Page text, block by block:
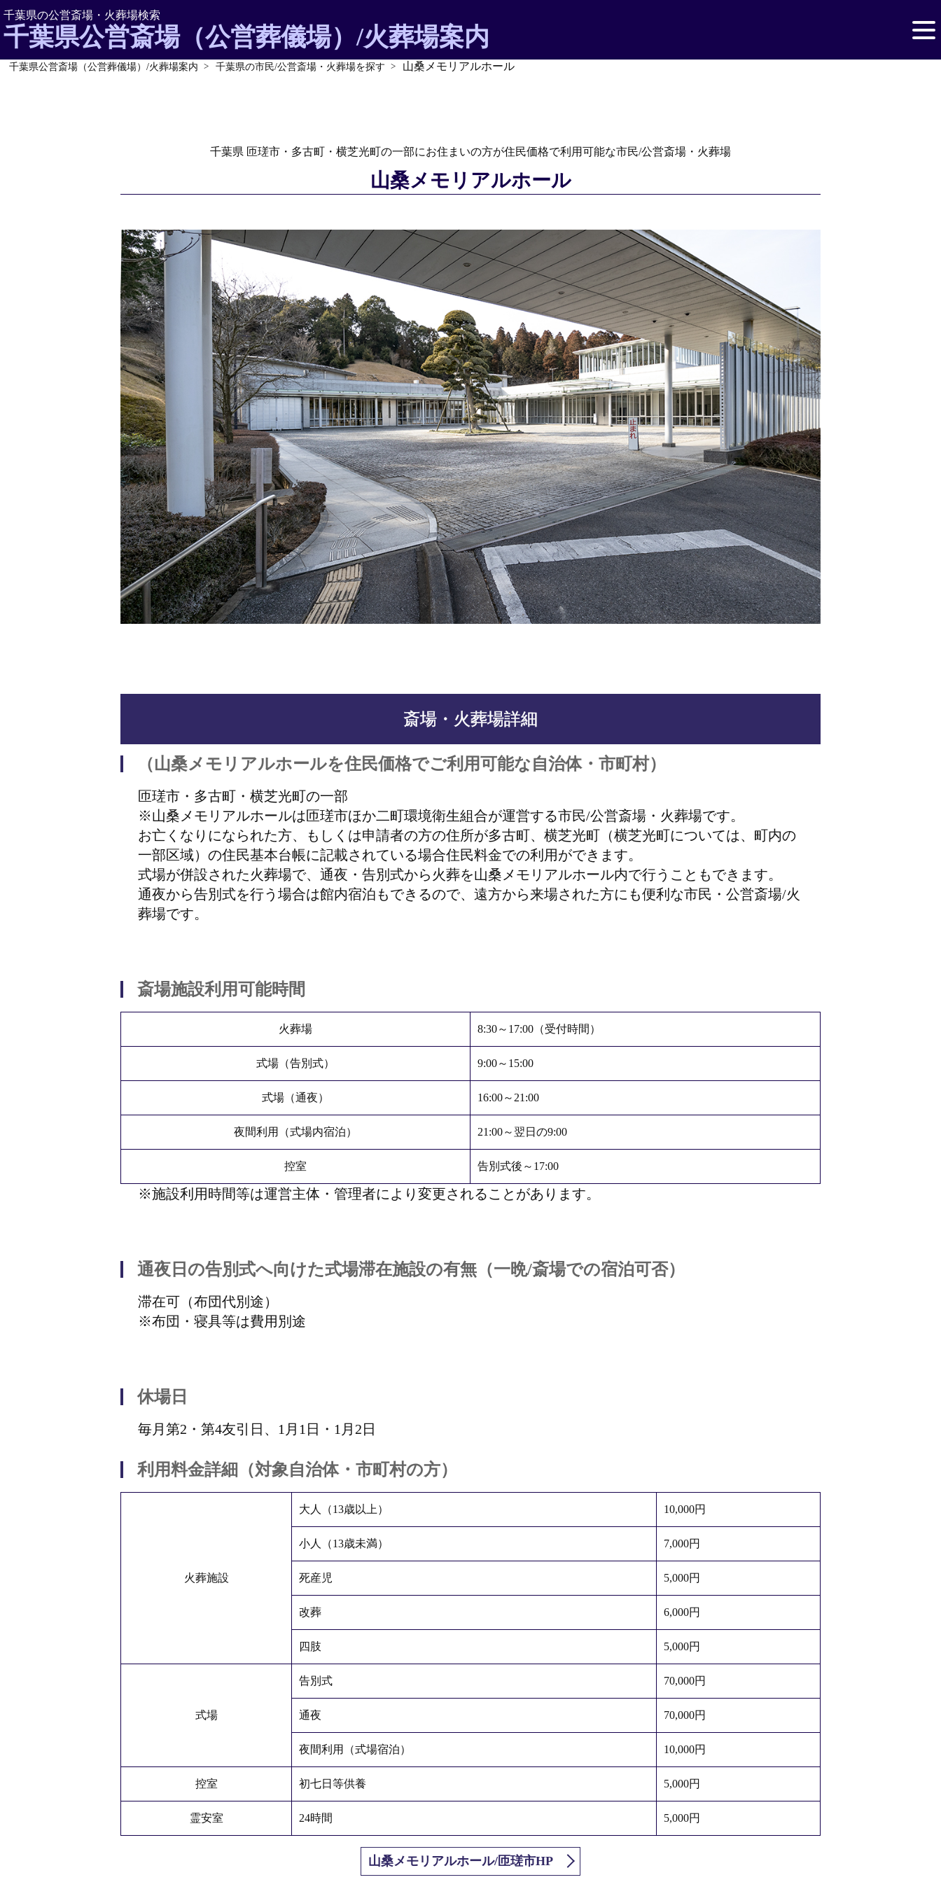
千葉県の公営斎場・火葬場検索
千葉県公営斎場（公営葬儀場）/火葬場案内
お葬式/葬儀の形・種類
お葬式の準備
お葬式後の仏事・埋葬の知識
お葬式でのマナーや作法
千葉県公営斎場（公営葬儀場）/火葬場案内 千葉県の市民/公営斎場・火葬場を探す 山桑メモリアルホール
千葉県 匝瑳市・多古町・横芝光町の一部にお住まいの方が住民価格で利用可能な市民/公営斎場・火葬場
山桑メモリアルホール
斎場・火葬場詳細
（山桑メモリアルホールを住民価格でご利用可能な自治体・市町村）
匝瑳市・多古町・横芝光町の一部
※山桑メモリアルホールは匝瑳市ほか二町環境衛生組合が運営する市民/公営斎場・火葬場です。
お亡くなりになられた方、もしくは申請者の方の住所が多古町、横芝光町（横芝光町については、町内の
一部区域）の住民基本台帳に記載されている場合住民料金での利用ができます。
式場が併設された火葬場で、通夜・告別式から火葬を山桑メモリアルホール内で行うこともできます。
通夜から告別式を行う場合は館内宿泊もできるので、遠方から来場された方にも便利な市民・公営斎場/火
葬場です。
斎場施設利用可能時間
火葬場 8:30～17:00（受付時間）
式場（告別式） 9:00～15:00
式場（通夜） 16:00～21:00
夜間利用（式場内宿泊） 21:00～翌日の9:00
控室 告別式後～17:00
※施設利用時間等は運営主体・管理者により変更されることがあります。
通夜日の告別式へ向けた式場滞在施設の有無（一晩/斎場での宿泊可否）
滞在可（布団代別途）
※布団・寝具等は費用別途
休場日
毎月第2・第4友引日、1月1日・1月2日
利用料金詳細（対象自治体・市町村の方）
火葬施設
大人（13歳以上） 10,000円
小人（13歳未満） 7,000円
死産児 5,000円
改葬 6,000円
四肢 5,000円
式場
告別式 70,000円
通夜 70,000円
夜間利用（式場宿泊） 10,000円
控室 初七日等供養 5,000円
霊安室 24時間 5,000円
山桑メモリアルホール/匝瑳市HP